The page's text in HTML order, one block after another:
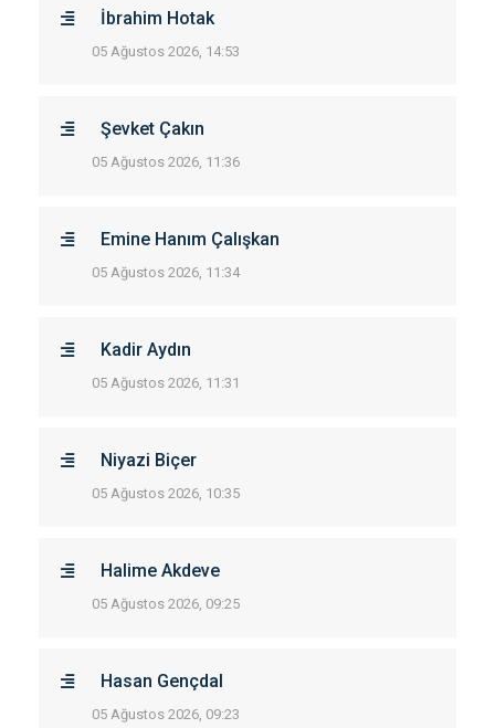
İbrahim Hotak
05 Ağustos 2026, 14:53
Şevket Çakın
05 Ağustos 2026, 11:36
Emine Hanım Çalışkan
05 Ağustos 2026, 11:34
Kadir Aydın
05 Ağustos 2026, 11:31
Niyazi Biçer
05 Ağustos 2026, 10:35
Halime Akdeve
05 Ağustos 2026, 09:25
Hasan Gençdal
05 Ağustos 2026, 09:23